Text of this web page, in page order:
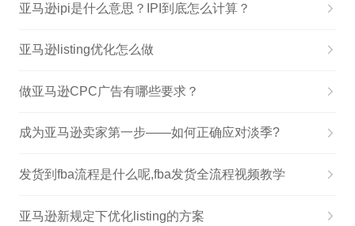
亚马逊ipi是什么意思？IPI到底怎么计算？
亚马逊listing优化怎么做
做亚马逊CPC广告有哪些要求？
成为亚马逊卖家第一步——如何正确应对淡季?
发货到fba流程是什么呢,fba发货全流程视频教学
亚马逊新规定下优化listing的方案